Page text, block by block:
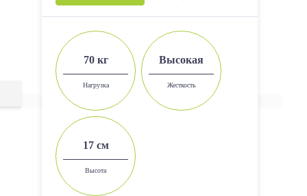
1500*600
1500*700
1600*700
1600*800
1700*700
1700*800
1700*900
1800*800
70 кг
Нагрузка
Высокая
Жесткость
17 см
Высота